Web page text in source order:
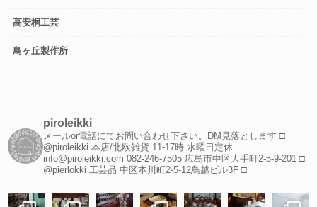
高安桐工芸
鳥ヶ丘製作所
piroleikki
メールor電話にてお問い合わせ下さい。DM見落とします □
@piroleikki 本店/北欧雑貨 11-17時 水曜日定休
info@piroleikki.com 082-246-7505 広島市中区大手町2-5-9-201 □
@pierlokki 工芸品 中区本川町2-5-12鳥越ビル3F □